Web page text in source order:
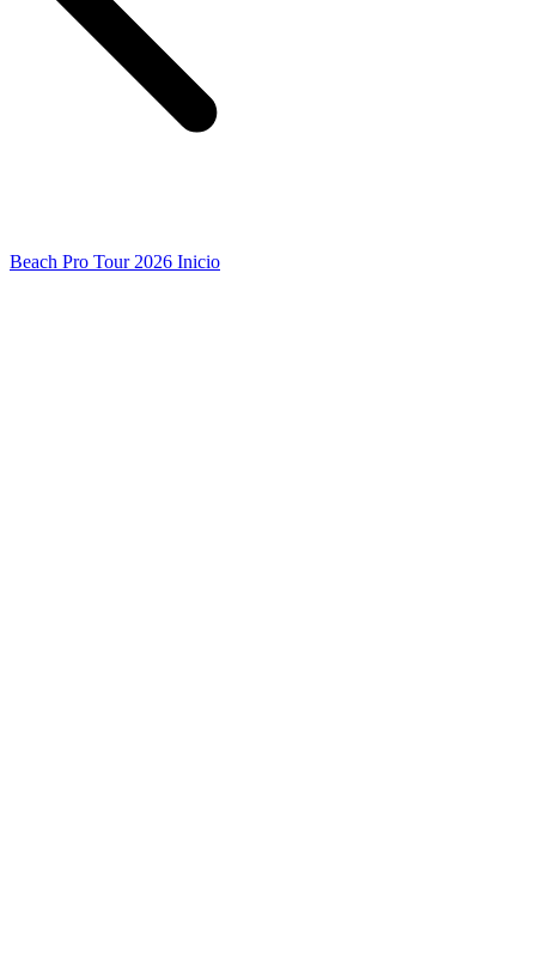
Beach Pro Tour 2026 Inicio